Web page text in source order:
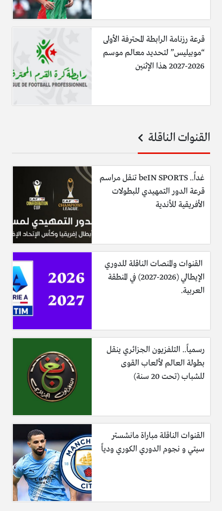
قرعة رزنامة الرابطة المحترفة الأولى
“موبيليس” لتحديد معالم موسم
2026-2027 هذا الإثنين
القنوات الناقلة
غداً.. beIN SPORTS تنقل مراسم
قرعة الدور التمهيدي للبطولات
الأفريقية للأندية
القنوات والمنصات الناقلة للدوري
الإيطالي (2026-2027) في المنطقة
العربية.
رسمياً.. التلفزيون الجزائري ينقل
بطولة العالم لألعاب القوى
للشباب (تحت 20 سنة)
القنوات الناقلة مباراة مانشستر
سيتي و نجوم الدوري الكوري ودياً